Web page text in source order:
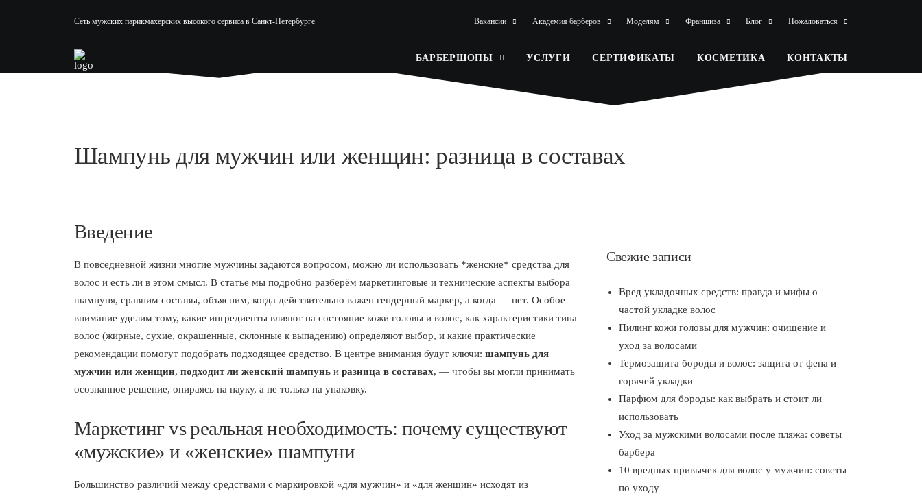
Сеть мужских парикмахерских высокого сервиса в Санкт-Петербурге Вакансии Академия барберов Моделям Франшиза Блог Пожаловаться
БАРБЕРШОПЫ УСЛУГИ СЕРТИФИКАТЫ КОСМЕТИКА КОНТАКТЫ
Шампунь для мужчин или женщин: разница в составах
Введение
В повседневной жизни многие мужчины задаются вопросом, можно ли использовать *женские* средства для
волос и есть ли в этом смысл. В статье мы подробно разберём маркетинговые и технические аспекты выбора
шампуня, сравним составы, объясним, когда действительно важен гендерный маркер, а когда — нет. Особое
внимание уделим тому, какие ингредиенты влияют на состояние кожи головы и волос, как характеристики типа
волос (жирные, сухие, окрашенные, склонные к выпадению) определяют выбор, и какие практические
рекомендации помогут подобрать подходящее средство. В центре внимания будут ключи: шампунь для
мужчин или женщин, подходит ли женский шампунь и разница в составах, — чтобы вы могли принимать
осознанное решение, опираясь на науку, а не только на упаковку.
Маркетинг vs реальная необходимость: почему существуют
«мужские» и «женские» шампуни
Большинство различий между средствами с маркировкой «для мужчин» и «для женщин» исходят из
Свежие записи
Вред укладочных средств: правда и мифы о
частой укладке волос
Пилинг кожи головы для мужчин: очищение и
уход за волосами
Термозащита бороды и волос: защита от фена и
горячей укладки
Парфюм для бороды: как выбрать и стоит ли
использовать
Уход за мужскими волосами после пляжа: советы
барбера
10 вредных привычек для волос у мужчин: советы
по уходу